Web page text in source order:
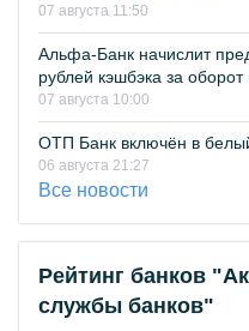
07 августа 11:50
Альфа-Банк начислит
рублей кэшбэка за оборот
07 августа 10:00
ОТП Банк включён в
06 августа 21:27
Все новости
Рейтинг банков
службы банков"